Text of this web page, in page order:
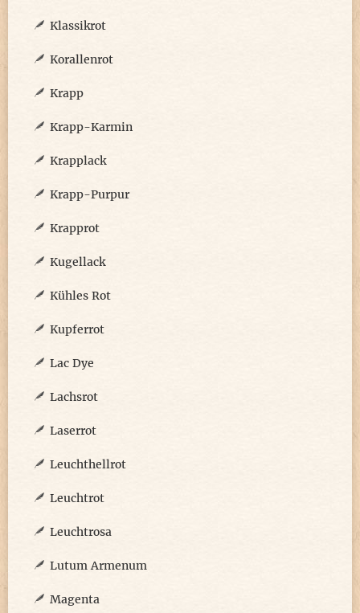
Klassikrot
Korallenrot
Krapp
Krapp-Karmin
Krapplack
Krapp-Purpur
Krapprot
Kugellack
Kühles Rot
Kupferrot
Lac Dye
Lachsrot
Laserrot
Leuchthellrot
Leuchtrot
Leuchtrosa
Lutum Armenum
Magenta